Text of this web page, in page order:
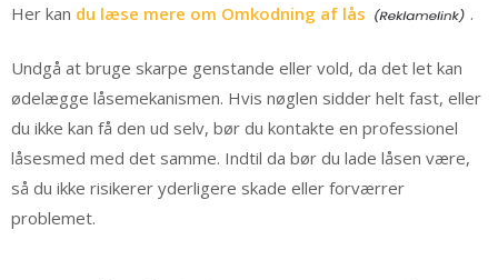
Her kan du læse mere om Omkodning af lås .
Undgå at bruge skarpe genstande eller vold, da det let kan
ødelægge låsemekanismen. Hvis nøglen sidder helt fast, eller
du ikke kan få den ud selv, bør du kontakte en professionel
låsesmed med det samme. Indtil da bør du lade låsen være,
så du ikke risikerer yderligere skade eller forværrer
problemet.